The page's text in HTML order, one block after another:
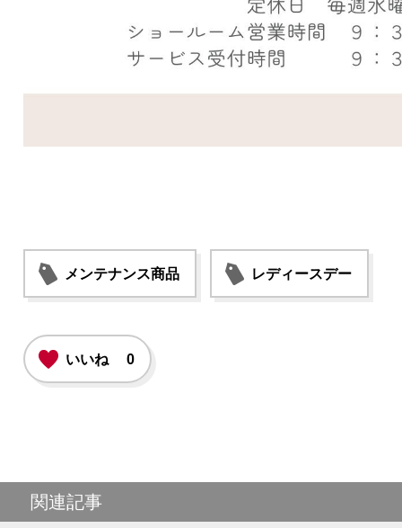
メンテナンス商品 レディースデー
いいね 0
関連記事